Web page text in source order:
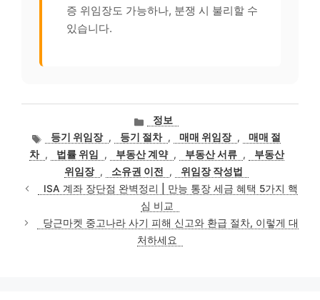
증 위임장도 가능하나, 분쟁 시 불리할 수
있습니다.
카
테
고
리
정보
태등기 위임장 , 등기 절차 , 매매 위임장 ,
매매 절
차 , 법률 위임 , 부동산 계약 , 부동산 서류 ,
부동산
위임장 , 소유권 이전 ,
위임장 작성법
ISA 계좌 장단점 완벽정리 | 만능 통장 세금 혜택 5가지 핵
심 비교
당근마켓 중고나라 사기 피해 신고와 환급 절차, 이렇게 대
처하세요